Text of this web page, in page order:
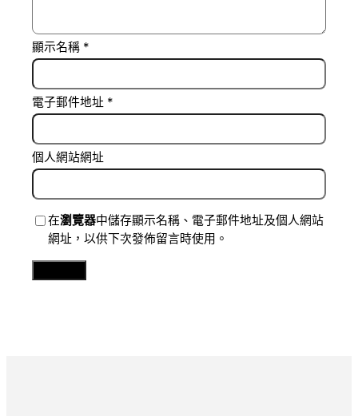
顯示名稱 *
電子郵件地址 *
個人網站網址
在瀏覽器中儲存顯示名稱、電子郵件地址及個人網站
網址，以供下次發佈留言時使用。